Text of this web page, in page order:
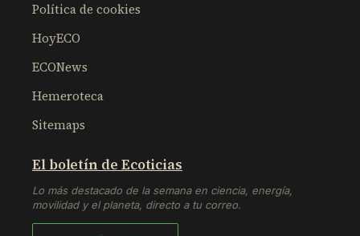
Política de cookies
HoyECO
ECONews
Hemeroteca
Sitemaps
El boletín de Ecoticias
Lo más destacado de la semana en ciencia, energía,
movilidad y el planeta, directo a tu correo.